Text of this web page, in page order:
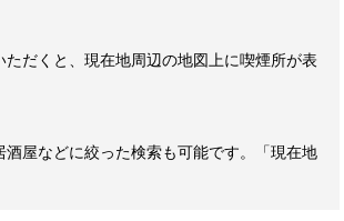
だくと、現在地周辺の地図上に喫煙所が表
屋などに絞った検索も可能です。「現在地